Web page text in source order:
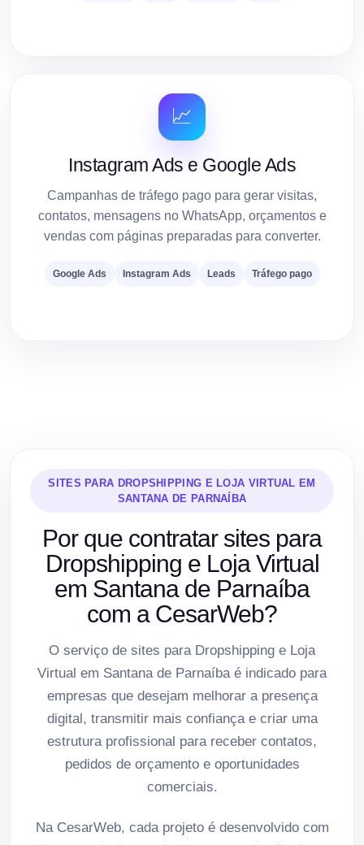
📈
Instagram Ads e Google Ads
Campanhas de tráfego pago para gerar visitas,
contatos, mensagens no WhatsApp, orçamentos e
vendas com páginas preparadas para converter.
Google Ads Instagram Ads Leads Tráfego pago
SITES PARA DROPSHIPPING E LOJA VIRTUAL EM
SANTANA DE PARNAÍBA
Por que contratar sites para
Dropshipping e Loja Virtual
em Santana de Parnaíba
com a CesarWeb?
O serviço de sites para Dropshipping e Loja
Virtual em Santana de Parnaíba é indicado para
empresas que desejam melhorar a presença
digital, transmitir mais confiança e criar uma
estrutura profissional para receber contatos,
pedidos de orçamento e oportunidades
comerciais.
Na CesarWeb, cada projeto é desenvolvido com